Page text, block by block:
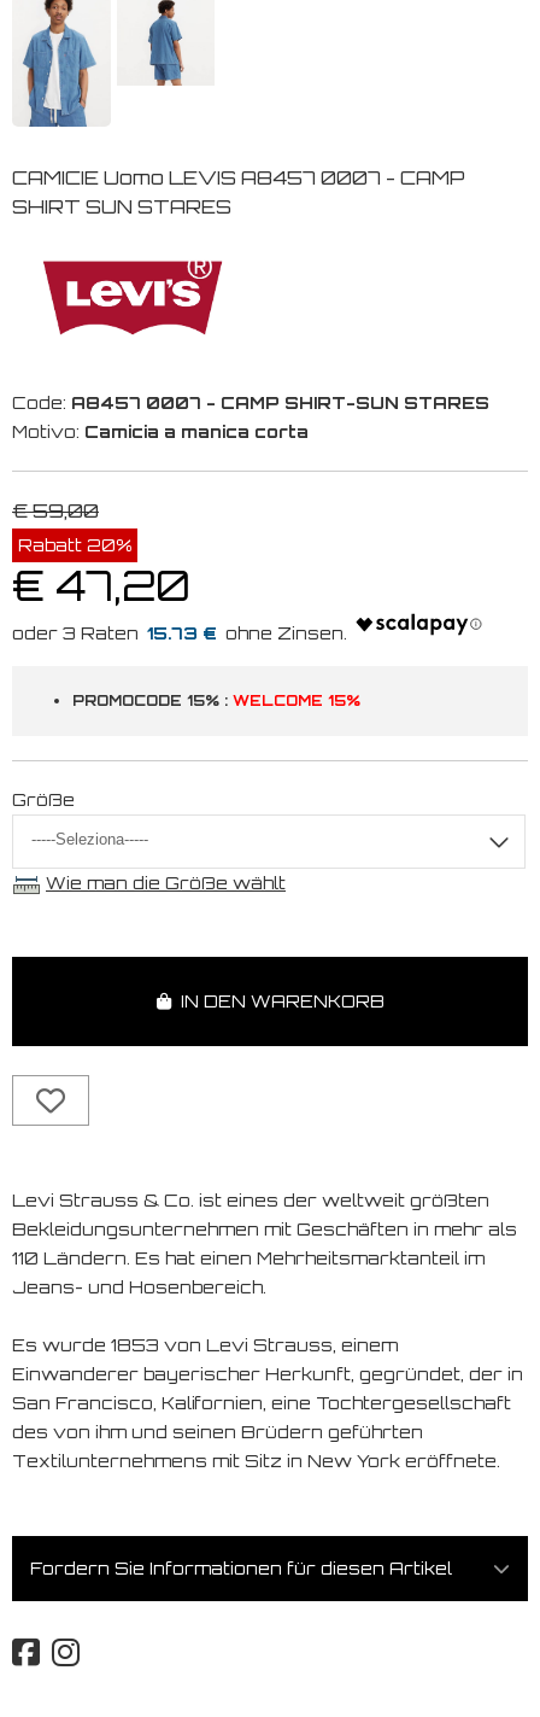
CAMICIE Uomo LEVIS A8457 0007 - CAMP
SHIRT SUN STARES
Code: A8457 0007 - CAMP SHIRT-SUN STARES
Motivo: Camicia a manica corta
€ 59,00
Rabatt 20%
€ 47,20
15.73 €
PROMOCODE 15% : WELCOME 15%
Größe
Wie man die Größe wählt
IN DEN WARENKORB
Levi Strauss & Co. ist eines der weltweit größten
Bekleidungsunternehmen mit Geschäften in mehr als
110 Ländern. Es hat einen Mehrheitsmarktanteil im
Jeans- und Hosenbereich.
Es wurde 1853 von Levi Strauss, einem
Einwanderer bayerischer Herkunft, gegründet, der in
San Francisco, Kalifornien, eine Tochtergesellschaft
des von ihm und seinen Brüdern geführten
Textilunternehmens mit Sitz in New York eröffnete.
Fordern Sie Informationen für diesen Artikel